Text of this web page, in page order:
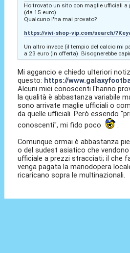
Ho trovato un sito con maglie ufficiali
(da 15 euro).
Qualcuno l'ha mai provato?
https://vivi-shop-vip.com/search/
Un altro invece (il tempio del calcio mi
a 23 euro (in offerta). Bisognerebbe
Mi aggancio e chiedo ulteriori
questo: https://
Alcuni miei conoscenti l'hanno
la qualità è abbastanza variabile
sono arrivate maglie ufficiali o
da quelle ufficiali. Però essendo
conoscenti", mi fido poco
.
Comunque ormai è abbastanza
o del sudest asiatico che
ufficiale a prezzi stracciati; il che
venga pagata la manodopera
ricaricano sopra le multinazionali.